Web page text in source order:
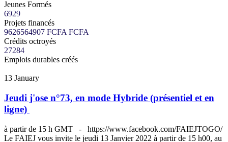
Jeunes Formés
6929
Projets financés
9626564907 FCFAFCFA
Crédits octroyés
27284
Emplois durables créés
13 January
Jeudi j'ose n°73, en mode Hybride (présentiel et en
ligne)
à partir de 15 h GMT -
https://www.facebook.com/FAIEJTOGO/
Le FAIEJ vous invite le jeudi 13 Janvier 2022 à partir de 15 h00, au